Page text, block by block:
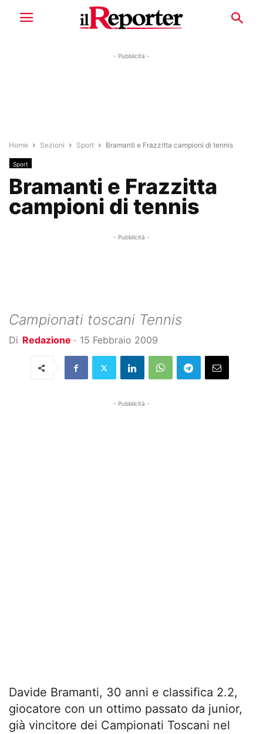
- Pubblicità -
Home Sezioni Sport Bramanti e Frazzitta campioni di tennis
Sport
Bramanti e Frazzitta
campioni di tennis
- Pubblicità -
Campionati toscani Tennis
Di Redazione - 15 Febbraio 2009
- Pubblicità -
Davide Bramanti, 30 anni e classifica 2.2,
giocatore con un ottimo passato da junior,
già vincitore dei Campionati Toscani nel